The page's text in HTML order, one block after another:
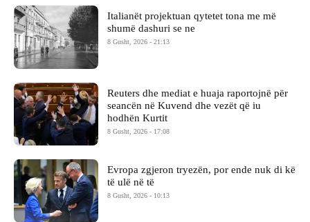
Italianët projektuan qytetet tona me më
shumë dashuri se ne
8 Gusht, 2026 - 21:13
Reuters dhe mediat e huaja raportojnë për
seancën në Kuvend dhe vezët që iu
hodhën Kurtit
8 Gusht, 2026 - 17:08
Evropa zgjeron tryezën, por ende nuk di kë
të ulë në të
8 Gusht, 2026 - 10:13